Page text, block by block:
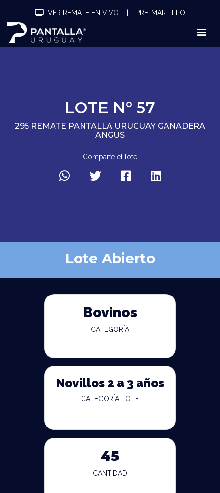
VER REMATE EN VIVO PRE-MARTILLO
LOTE N° 57
295 REMATE PANTALLA URUGUAY GANADERA
ANGUS
Comparte el lote
Lote Abierto
Bovinos
CATEGORÍA
Novillos 2 a 3 años
CATEGORÍA LOTE
45
CANTIDAD